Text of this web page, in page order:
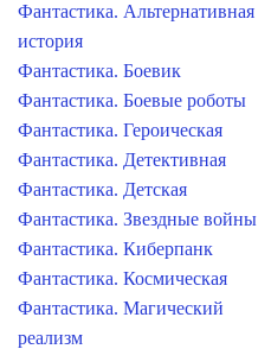
Фантастика. Альтернативная
история
Фантастика. Боевик
Фантастика. Боевые роботы
Фантастика. Героическая
Фантастика. Детективная
Фантастика. Детская
Фантастика. Звездные войны
Фантастика. Киберпанк
Фантастика. Космическая
Фантастика. Магический
реализм